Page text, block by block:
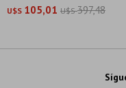
U$S 105,01 U$S 397,48